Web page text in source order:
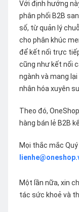
Với định hướng
phân phối B2B
số, từ quản lý
cho phân khúc
để kết nối trực
cũng như kết nối
ngành và mang
nhân hóa xuyên
Theo đó,
hàng bán lẻ B2B
Mọi thắc mắc
Một lần nữa, xin
tác sức khoẻ và